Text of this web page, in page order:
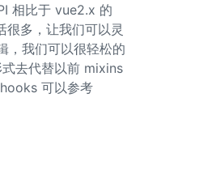
相比于 vue2.x 的
多，让我们可以灵
，我们可以很轻松的
去代替以前 mixins
可以参考